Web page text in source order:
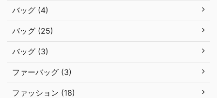
バッグ (4)
バッグ (25)
バッグ (3)
ファーバッグ (3)
ファッション (18)